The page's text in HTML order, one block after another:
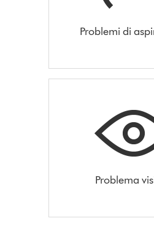
Problemi di
Problema